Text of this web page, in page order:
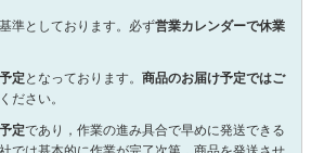
準としております。必ず営業カレンダーで休業
定となっております。 商品のお届け予定ではご
ださい。
定であり，作業の進み具合で早めに発送できる